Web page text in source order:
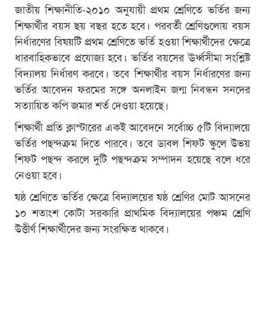
জাতীয় শিক্ষানীতি-২০১০ অনুযায়ী প্রথম শ্রেণিতে ভর্তির জন্য
শিক্ষার্থীর বয়স ছয় বছর হতে হবে। পরবর্তী শ্রেণিগুলোয় বয়স
নির্ধারণের বিষয়টি প্রথম শ্রেণিতে ভর্তি হওয়া শিক্ষার্থীদের ক্ষেত্রে
ধারবাহিকভাবে প্রযোজ্য হবে। ভর্তির বয়সের ঊর্ধ্বসীমা সংশ্লিষ্ট
বিদ্যালয় নির্ধারণ করবে। তবে শিক্ষার্থীর বয়স নির্ধারণের জন্য
ভর্তির আবেদন ফরমের সঙ্গে অনলাইন জন্ম নিবন্ধন সনদের
সত্যায়িত কপি জমার শর্ত দেওয়া হয়েছে।
শিক্ষার্থী প্রতি ক্লাস্টারের একই আবেদনে সর্বোচ্চ ৫টি বিদ্যালয়ে
ভর্তির পছন্দক্রম দিতে পারবে। তবে ডাবল শিফট স্কুলে উভয়
শিফট পছন্দ করলে দুটি পছন্দক্রম সম্পাদন হয়েছে বলে ধরে
নেওয়া হবে।
ষষ্ঠ শ্রেণিতে ভর্তির ক্ষেত্রে বিদ্যালয়ের ষষ্ঠ শ্রেণির মোট আসনের
১০ শতাংশ কোটা সরকারি প্রাথমিক বিদ্যালয়ের পঞ্চম শ্রেণি
উত্তীর্ণ শিক্ষার্থীদের জন্য সংরক্ষিত থাকবে।